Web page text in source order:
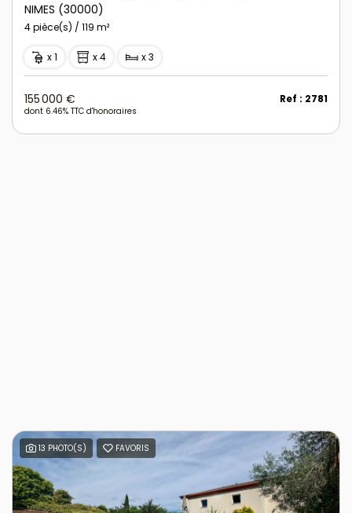
NIMES (30000)
4 pièce(s) / 119 m²
x 1 x 4 x 3
155 000 €
dont 6.46% TTC d'honoraires
Ref : 2781
13 PHOTO(S) FAVORIS